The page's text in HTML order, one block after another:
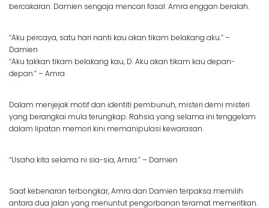
bercakaran. Damien sengaja mencari fasal. Amra enggan beralah.
“Aku percaya, satu hari nanti kau akan tikam belakang aku.” –
Damien
“Aku takkan tikam belakang kau, D. Aku akan tikam kau depan-
depan.” – Amra
Dalam menjejak motif dan identiti pembunuh, misteri demi misteri
yang berangkai mula terungkap. Rahsia yang selama ini tenggelam
dalam lipatan memori kini memanipulasi kewarasan.
“Usaha kita selama ni sia-sia, Amra.” – Damien
Saat kebenaran terbongkar, Amra dan Damien terpaksa memilih
antara dua jalan yang menuntut pengorbanan teramat memeritkan.